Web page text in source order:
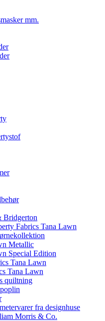
mm.
Bridgerton
Fabrics Tana Lawn
Metallic
Special Edition
Tana Lawn
Tana Lawn
quiltning
fra designhuse
Morris & Co.